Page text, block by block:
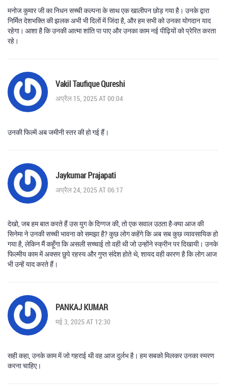
मनोज कुमार जी का निधन सच्ची कल्पना के साथ एक खालीपन छोड़ गया है। उनके द्वारा
निर्मित देशभक्ति की झलक अभी भी दिलों में जिंदा है, और हम सभी को उनका योगदान याद
रहेगा। आशा है कि उनकी आत्मा शांति पा पाए और उनका काम नई पीढ़ियों को प्रेरित करता
रहे।
Vakil Taufique Qureshi
अप्रैल 15, 2025 AT 00:04
उनकी फिल्में अब जमीनी स्तर की हो गई हैं।
Jaykumar Prajapati
अप्रैल 24, 2025 AT 06:17
देखो, जब हम बात करते हैं उस युग के दिग्गज की, तो एक सवाल उठता है-क्या आज की
सिनेमा ने उनकी सच्ची भावना को समझा है? कुछ लोग कहेंगे कि अब सब कुछ व्यावसायिक हो
गया है, लेकिन मैं कहूँगा कि असली सच्चाई तो वही थी जो उन्होंने स्क्रीन पर दिखायी। उनके
फिल्मीय काम में अक्सर छुपे रहस्य और गुप्त संदेश होते थे, शायद वही कारण है कि लोग आज
भी उन्हें याद करते हैं।
PANKAJ KUMAR
मई 3, 2025 AT 12:30
सही कहा, उनके काम में जो गहराई थी वह आज दुर्लभ है। हम सबको मिलकर उनका स्मरण
करना चाहिए।